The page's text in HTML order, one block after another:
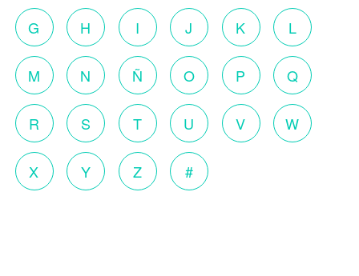
G H I J K L
M N Ñ O P Q
R S T U V W
X Y Z #